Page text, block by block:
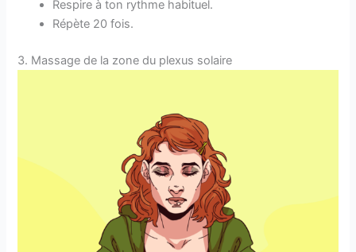
Respire à ton rythme habituel.
Répète 20 fois.
3. Massage de la zone du plexus solaire